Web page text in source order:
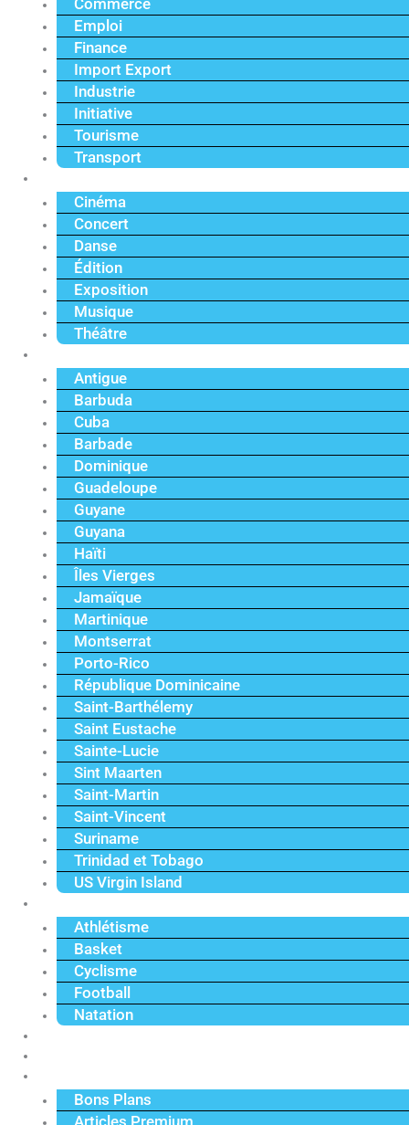
Commerce
Emploi
Finance
Import Export
Industrie
Initiative
Tourisme
Transport
Cinéma
Concert
Danse
Édition
Exposition
Musique
Théâtre
Antigue
Barbuda
Cuba
Barbade
Dominique
Guadeloupe
Guyane
Guyana
Haïti
Îles Vierges
Jamaïque
Martinique
Montserrat
Porto-Rico
République Dominicaine
Saint-Barthélemy
Saint Eustache
Sainte-Lucie
Sint Maarten
Saint-Martin
Saint-Vincent
Suriname
Trinidad et Tobago
US Virgin Island
Athlétisme
Basket
Cyclisme
Football
Natation
Bons Plans